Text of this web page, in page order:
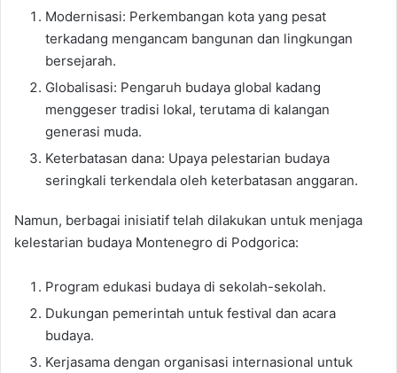
Modernisasi: Perkembangan kota yang pesat
terkadang mengancam bangunan dan lingkungan
bersejarah.
Globalisasi: Pengaruh budaya global kadang
menggeser tradisi lokal, terutama di kalangan
generasi muda.
Keterbatasan dana: Upaya pelestarian budaya
seringkali terkendala oleh keterbatasan anggaran.
Namun, berbagai inisiatif telah dilakukan untuk menjaga
kelestarian budaya Montenegro di Podgorica:
Program edukasi budaya di sekolah-sekolah.
Dukungan pemerintah untuk festival dan acara
budaya.
Kerjasama dengan organisasi internasional untuk